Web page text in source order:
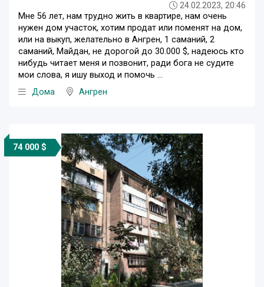
24.02.2023, 20:46
Мне 56 лет, нам трудно жить в квартире, нам очень
нужен дом участок, хотим продат или поменят на дом,
или на выкуп, желательно в Ангрен, 1 саманий, 2
саманий, Майдан, не дорогой до 30.000 $, надеюсь кто
нибудь читает меня и позвонит, ради бога не судите
мои слова, я ишу выход и помочь ...
Дома
Ангрен
74 000 $